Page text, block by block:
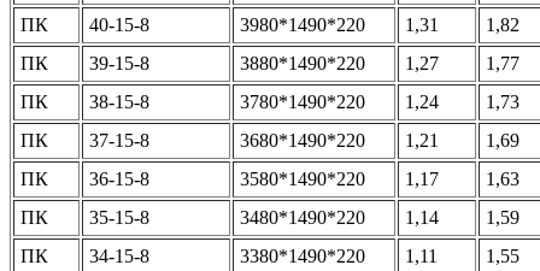
ПК
40-15-8 3980*1490*220 1,31
1,82
ПК
39-15-8 3880*1490*220 1,27
1,77
ПК
38-15-8 3780*1490*220 1,24
1,73
ПК
37-15-8 3680*1490*220 1,21
1,69
ПК
36-15-8 3580*1490*220 1,17
1,63
ПК
35-15-8 3480*1490*220 1,14
1,59
ПК
34-15-8 3380*1490*220 1,11
1,55